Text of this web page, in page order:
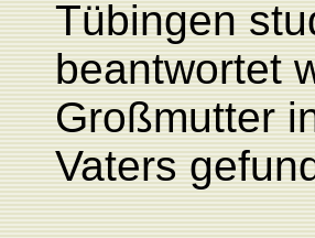
Tübingen
beantwortet
Großmutter
Vaters